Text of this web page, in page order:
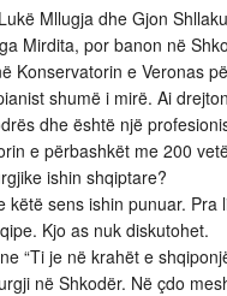
Mllugja dhe Gjon
Mirdita, por banon në
Konservatorin e Veronas
shumë i mirë. Ai
dhe është një
e përbashkët me 200
ishin shqiptare?
këtë sens ishin punuar. Pra
Kjo as nuk diskutohet.
“Ti je në krahët e
në Shkodër. Në çdo